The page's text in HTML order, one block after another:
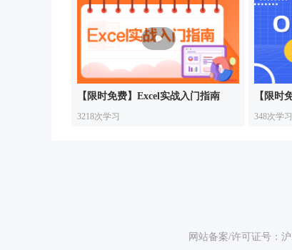
【限时免费】Excel实战入门指南
3218次学习
【限时
348次学习
网站备案/许可证号：